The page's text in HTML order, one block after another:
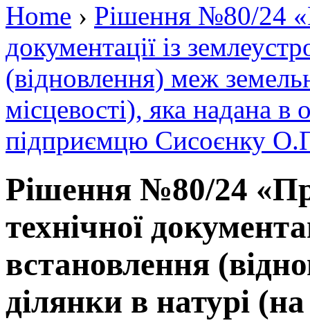
Home › Рішення №80/24
документації із
(відновлення) меж
місцевості), яка надана в
підприємцю Сисоєнку
Рішення №80/24
технічної
встановлення
ділянки в натурі